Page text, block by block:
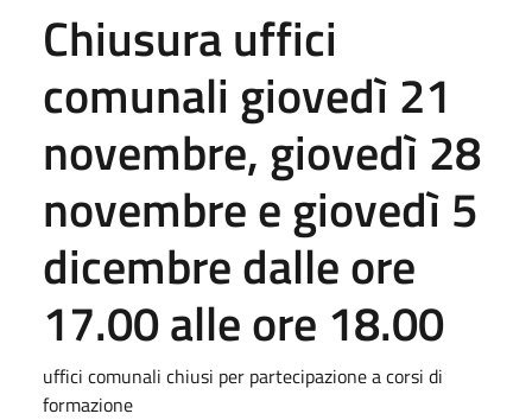
Chiusura uffici
comunali giovedì 21
novembre, giovedì 28
novembre e giovedì 5
dicembre dalle ore
17.00 alle ore 18.00
uffici comunali chiusi per partecipazione a corsi di
formazione